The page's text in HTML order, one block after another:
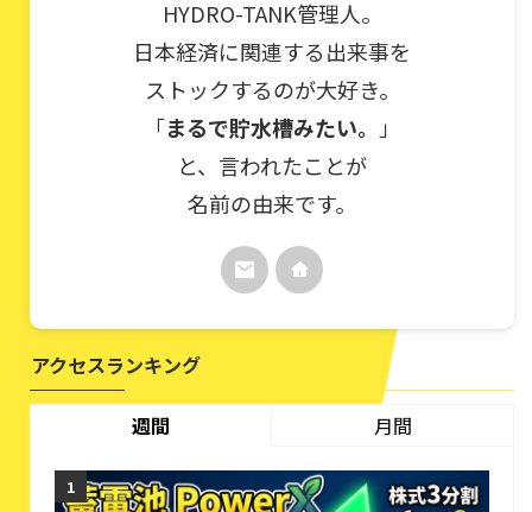
HYDRO-TANK管理人。
日本経済に関連する出来事を
ストックするのが大好き。
「まるで貯水槽みたい。
」
と、言われたことが
名前の由来です。
アクセスランキング
週間 月間